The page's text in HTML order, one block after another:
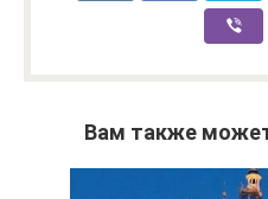
Вам также